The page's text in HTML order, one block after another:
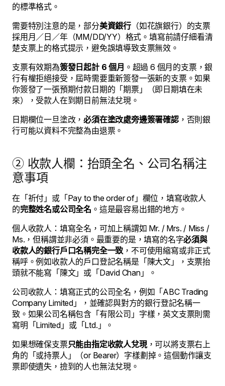
的標準格式。
需要特別注意的是，部分美資銀行 （如花旗銀行）的支票
採用月／日／年（MM/DD/YY）格式。填寫前請仔細看清
楚支票上的格式提示，避免誤填導致支票無效。
支票有效期為簽發日起計 6 個月 。超過 6 個月的支票，銀
行有權拒絕接受，屆時需要重新簽發一張新的支票。如果
你簽發了一張預期付款日期的「期票」（即日期填在未
來），受款人在到期日前無法兌現。
日期欄位一旦塗改，必須在塗改處旁邊簽署確認，否則銀
行可能以資料不完整為由退票。
② 收款人欄：抬頭全名、公司名稱注
意事項
在「祈付」或「Pay to the order of」欄位，填寫收款人
的完整姓名或公司全名 。這是最容易出錯的地方。
個人收款人：填寫全名，可加上稱謂如 Mr. / Mrs. / Miss /
Ms.，但稱謂並非必須。最重要的是，填寫的名字必須與
收款人的銀行戶口名稱完全一致 ，不可使用縮寫或非正式
稱呼。例如收款人的戶口登記名稱是「陳大文」，支票抬
頭就不能寫「陳文」或「David Chan」。
公司收款人：填寫正式的公司全名，例如「ABC Trading
Company Limited」，並確認與對方的銀行登記名稱一
致。如果公司名稱包含「有限公司」字樣，英文支票則需
寫明「Limited」或「Ltd.」。
如果想確保支票只能由指定收款人兌現，可以將支票右上
角的「或持票人」（or Bearer）字樣劃掉。這個動作讓支
票即使遺失，撿到的人也無法兌現。